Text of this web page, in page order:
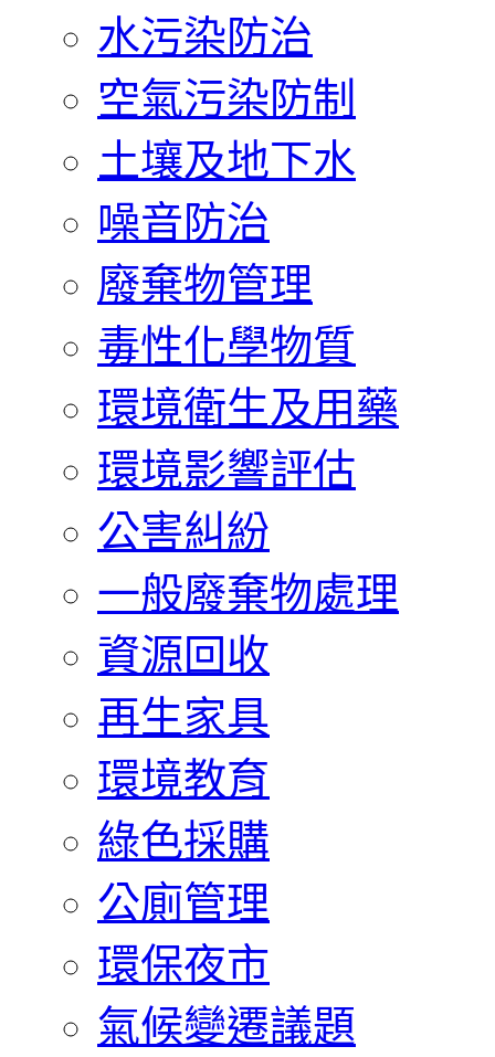
水污染防治
空氣污染防制
土壤及地下水
噪音防治
廢棄物管理
毒性化學物質
環境衛生及用藥
環境影響評估
公害糾紛
一般廢棄物處理
資源回收
再生家具
環境教育
綠色採購
公廁管理
環保夜市
氣候變遷議題